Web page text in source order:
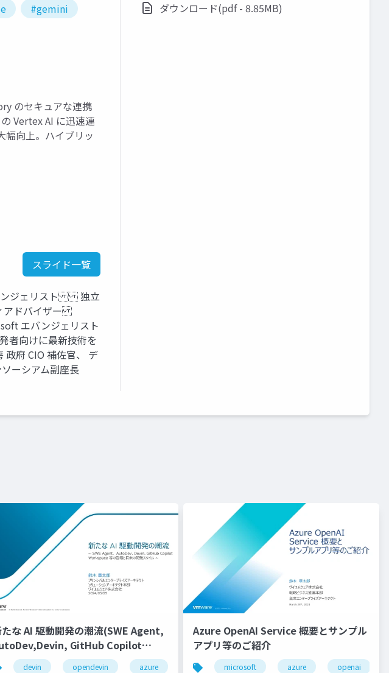
#gemini
のセキュアな連携
Vertex AI に迅速連
幅向上。ハイブリッ
スライド一覧
ンジェリスト 独立
アドバイザー
エバンジェリスト
者向けに最新技術を
政府 CIO 補佐官、 デ
ーシアム副座長
ダウンロード(pdf - 8.85MB)
designer & developer collaboration fpt fpt ai factory nvidia
github copilot github copilot chat visual studio code java spring boot
な AI 駆動開発の潮流(SWE Agent,
GitHub Copilot
等)
devin opendevin azure autodev github github copilot
Azure OpenAI Service 概要とサンプル
アプリ等のご紹介
microsoft azure openai